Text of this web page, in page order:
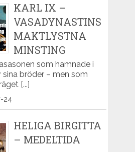
KARL IX –
VASADYNASTINS
MAKTLYSTNA
MINSTING
som hamnade i
sina bröder – men som
[...]
24
HELIGA BIRGITTA
– MEDELTIDA